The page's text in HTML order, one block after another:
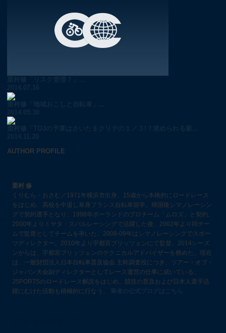
AUTHOR PROFILE
栗村 修
くりむら・おさむ／1971年横浜市出身。15歳から本格的にロードレース
をはじめ、高校を中退し単身フランス自転車留学。帰国後シマノレーシン
グで契約選手となり、1998年ポーランドのプロチーム「ムロズ」と契約。
2000年よりミヤタ・スバルレーシングで活躍した後、2002年より同チー
ムで監督としてチームを率いた。2008-09年はシマノレーシングでスポー
ツディレクター。2010年より宇都宮ブリッツェンにて監督。2014シーズ
ンからは、宇都宮ブリッツェンのテクニカルアドバイザーを務めた。現在
は、一般財団法人日本自転車普及協会 主幹調査役につき、ツアー・オブ・
ジャパン大会副ディレクターとしてレース運営の仕事に就いている。
JSPORTSのロードレース解説をはじめ、競技の普及および日本人選手活
躍にむけた活動も積極的に行なう。